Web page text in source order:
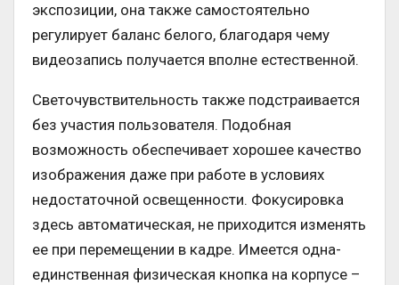
экспозиции, она также самостоятельно
регулирует баланс белого, благодаря чему
видеозапись получается вполне естественной.
Светочувствительность также подстраивается
без участия пользователя. Подобная
возможность обеспечивает хорошее качество
изображения даже при работе в условиях
недостаточной освещенности. Фокусировка
здесь автоматическая, не приходится изменять
ее при перемещении в кадре. Имеется одна-
единственная физическая кнопка на корпусе –